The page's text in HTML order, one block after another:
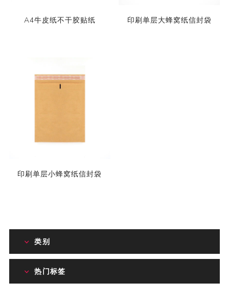
A4牛皮纸不干胶贴纸 印刷单层大蜂窝纸信封袋
印刷单层小蜂窝纸信封袋
类别
热门标签